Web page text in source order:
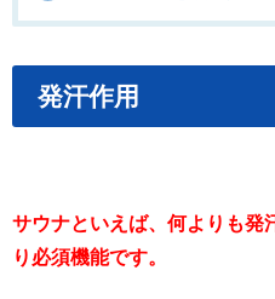
発汗作用
サウナといえば、何よりも発
り必須機能です。